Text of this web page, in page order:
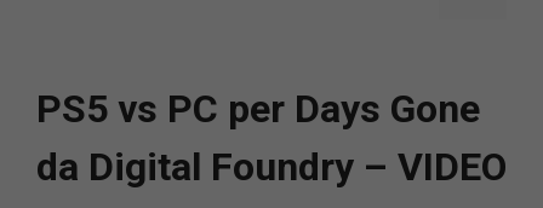
PS5 vs PC per Days Gone
da Digital Foundry – VIDEO